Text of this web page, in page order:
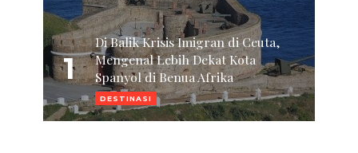
1
Di Balik Krisis Imigran di Ceuta,
Mengenal Lebih Dekat Kota
Spanyol di Benua Afrika
DESTINASI